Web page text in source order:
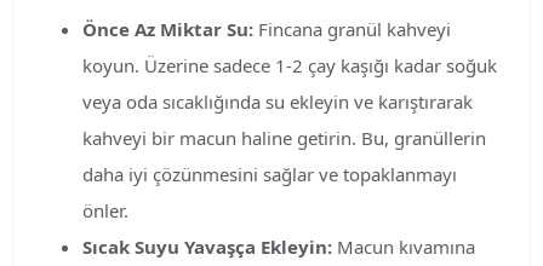
Önce Az Miktar Su: Fincana granül kahveyi
koyun. Üzerine sadece 1-2 çay kaşığı kadar soğuk
veya oda sıcaklığında su ekleyin ve karıştırarak
kahveyi bir macun haline getirin. Bu, granüllerin
daha iyi çözünmesini sağlar ve topaklanmayı
önler.
Sıcak Suyu Yavaşça Ekleyin: Macun kıvamına